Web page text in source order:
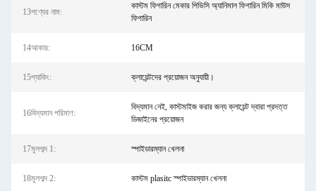
13পণ্যের নাম:
কাস্টম ফিগারিন মেকার পিভিসি অ্যানিমাল ফিগারিন মিকি মাউস
ফিগারিন
14আকার: 16CM
15প্যাকিং: ক্লায়েন্টদের প্রয়োজন অনুযায়ী।
16বিদ্যমান পরিমাণ:
বিদ্যমান নেই, কাস্টমাইজ করার জন্য ক্লায়েন্ট দ্বারা প্রদত্ত
ডিজাইনের প্রয়োজন
17মূলশব্দ 1: স্পাইডারম্যান খেলনা
18মূলশব্দ 2: কাস্টম plasitc স্পাইডারম্যান খেলনা